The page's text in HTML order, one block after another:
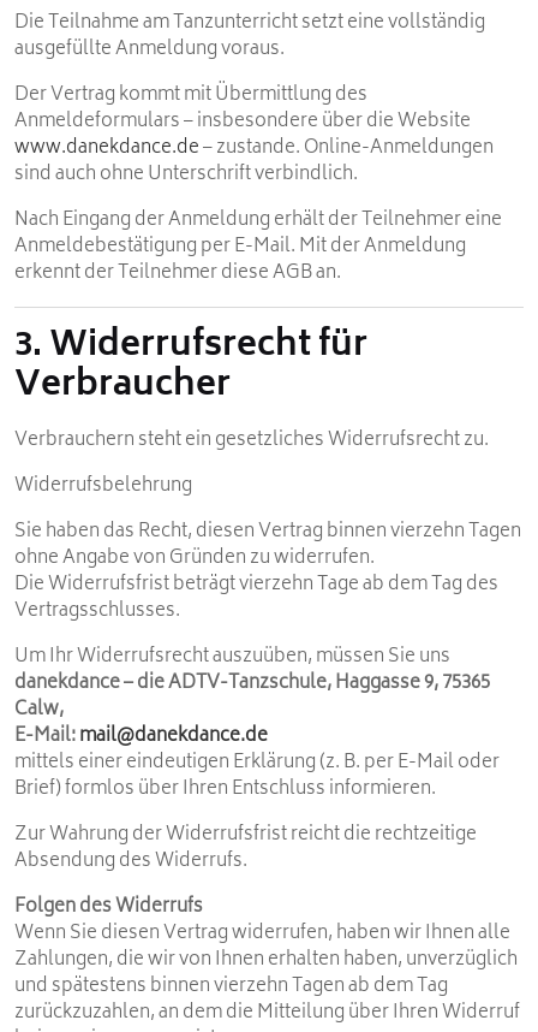
Die Teilnahme am Tanzunterricht setzt eine vollständig
ausgefüllte Anmeldung voraus.
Der Vertrag kommt mit Übermittlung des
Anmeldeformulars – insbesondere über die Website
www.danekdance.de– zustande. Online-Anmeldungen
sind auch ohne Unterschrift verbindlich.
Nach Eingang der Anmeldung erhält der Teilnehmer eine
Anmeldebestätigung per E-Mail. Mit der Anmeldung
erkennt der Teilnehmer diese AGB an.
3. Widerrufsrecht für
Verbraucher
Verbrauchern steht ein gesetzliches Widerrufsrecht zu.
Widerrufsbelehrung
Sie haben das Recht, diesen Vertrag binnen vierzehn Tagen
ohne Angabe von Gründen zu widerrufen.
Die Widerrufsfrist beträgt vierzehn Tage ab dem Tag des
Vertragsschlusses.
Um Ihr Widerrufsrecht auszuüben, müssen Sie uns
danekdance – die ADTV-Tanzschule, Haggasse 9, 75365
Calw,
E-Mail:mail@danekdance.de
mittels einer eindeutigen Erklärung (z. B. per E-Mail oder
Brief) formlos über Ihren Entschluss informieren.
Zur Wahrung der Widerrufsfrist reicht die rechtzeitige
Absendung des Widerrufs.
Folgen des Widerrufs
Wenn Sie diesen Vertrag widerrufen, haben wir Ihnen alle
Zahlungen, die wir von Ihnen erhalten haben, unverzüglich
und spätestens binnen vierzehn Tagen ab dem Tag
zurückzuzahlen, an dem die Mitteilung über Ihren Widerruf